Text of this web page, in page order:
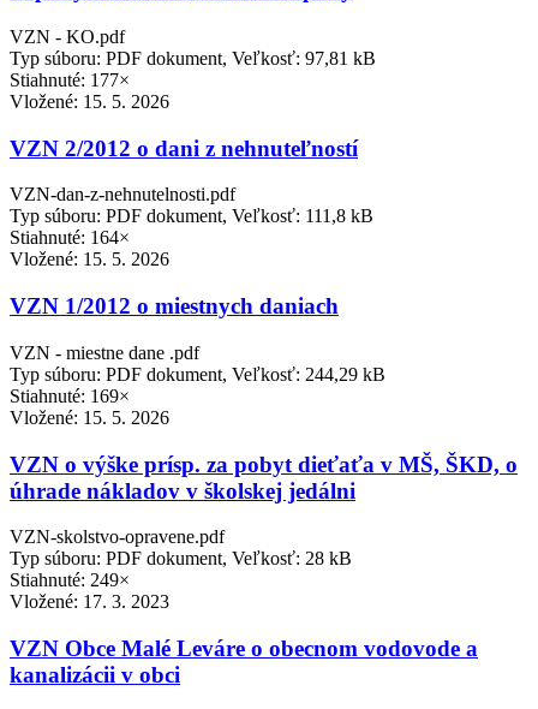
VZN - KO.pdf
Typ súboru: PDF dokument, Veľkosť: 97,81 kB
Stiahnuté: 177×
Vložené: 15. 5. 2026
VZN 2/2012 o dani z nehnuteľností
VZN-dan-z-nehnutelnosti.pdf
Typ súboru: PDF dokument, Veľkosť: 111,8 kB
Stiahnuté: 164×
Vložené: 15. 5. 2026
VZN 1/2012 o miestnych daniach
VZN - miestne dane .pdf
Typ súboru: PDF dokument, Veľkosť: 244,29 kB
Stiahnuté: 169×
Vložené: 15. 5. 2026
VZN o výške prísp. za pobyt dieťaťa v MŠ, ŠKD, o
úhrade nákladov v školskej jedálni
VZN-skolstvo-opravene.pdf
Typ súboru: PDF dokument, Veľkosť: 28 kB
Stiahnuté: 249×
Vložené: 17. 3. 2023
VZN Obce Malé Leváre o obecnom vodovode a
kanalizácii v obci